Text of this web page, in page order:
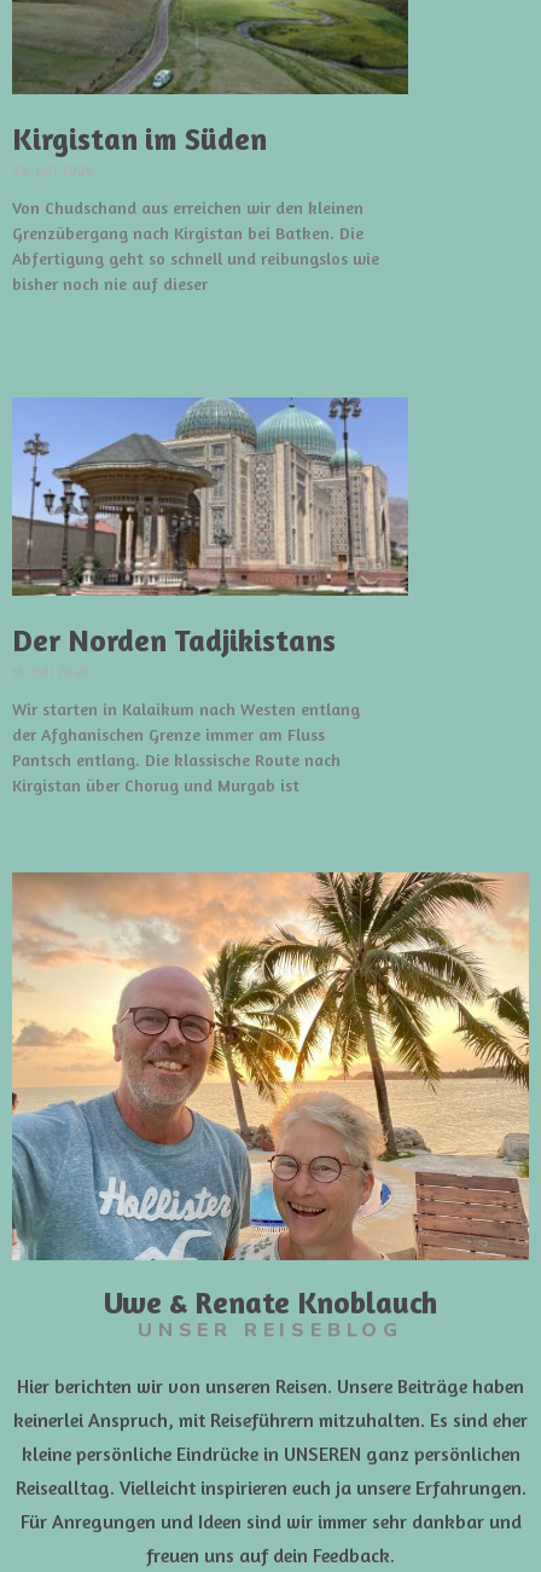
Kirgistan im Süden
28. Juli 2026
Von Chudschand aus erreichen wir den kleinen
Grenzübergang nach Kirgistan bei Batken. Die
Abfertigung geht so schnell und reibungslos wie
bisher noch nie auf dieser
Der Norden Tadjikistans
16. Juli 2026
Wir starten in Kalaikum nach Westen entlang
der Afghanischen Grenze immer am Fluss
Pantsch entlang. Die klassische Route nach
Kirgistan über Chorug und Murgab ist
Uwe & Renate Knoblauch
UNSER REISEBLOG
Hier berichten wir von unseren Reisen. Unsere Beiträge haben
keinerlei Anspruch, mit Reiseführern mitzuhalten. Es sind eher
kleine persönliche Eindrücke in UNSEREN ganz persönlichen
Reisealltag. Vielleicht inspirieren euch ja unsere Erfahrungen.
Für Anregungen und Ideen sind wir immer sehr dankbar und
freuen uns auf dein Feedback.